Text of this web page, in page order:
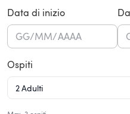
Data di inizio
GG/MM/AAAA
Ospiti